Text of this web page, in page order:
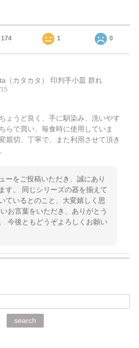
174 1 0
（カタカタ） 印判手小皿 群れ
ょうど良く、手に馴染み、洗いやす
らで買い、毎食時に使用していま
親切、丁寧で、また利用させて頂き
ーをご投稿いただき、誠にあり
す。 同じシリーズの器を揃えて
ているとのこと、大変嬉しく思
お言葉をいただき、ありがとう
今後ともどうぞよろしくお願い
ょうど良く、手に馴染み、洗いやす
らで買い、毎食時に使用していま
search